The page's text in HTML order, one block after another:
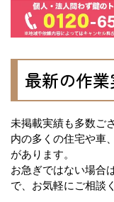
最新の作
未掲載実績も多数ご
内の多くの住宅や車
があります。
お急ぎではない場合
で、お気軽にご相談